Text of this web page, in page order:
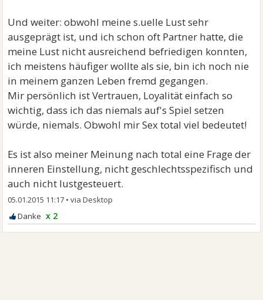
Und weiter: obwohl meine s.uelle Lust sehr
ausgeprägt ist, und ich schon oft Partner hatte, die
meine Lust nicht ausreichend befriedigen konnten,
ich meistens häufiger wollte als sie, bin ich noch nie
in meinem ganzen Leben fremd gegangen.
Mir persönlich ist Vertrauen, Loyalität einfach so
wichtig, dass ich das niemals auf's Spiel setzen
würde, niemals. Obwohl mir Sex total viel bedeutet!
Es ist also meiner Meinung nach total eine Frage der
inneren Einstellung, nicht geschlechtsspezifisch und
auch nicht lustgesteuert.
05.01.2015 11:17 •
x 2